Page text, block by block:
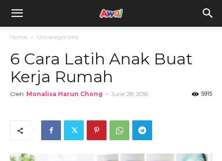
awal.my
Home Uncategorized
6 Cara Latih Anak Buat
Kerja Rumah
Oleh Monalisa Harun Chong - June 28, 2016 5915